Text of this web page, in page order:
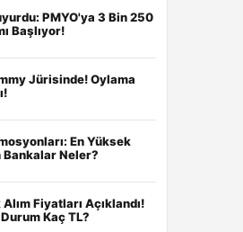
PMYO'ya 3 Bin 250
Başlıyor!
Jürisinde! Oylama
En Yüksek
Bankalar Neler?
Alım Fiyatları Açıklandı!
Durum Kaç TL?